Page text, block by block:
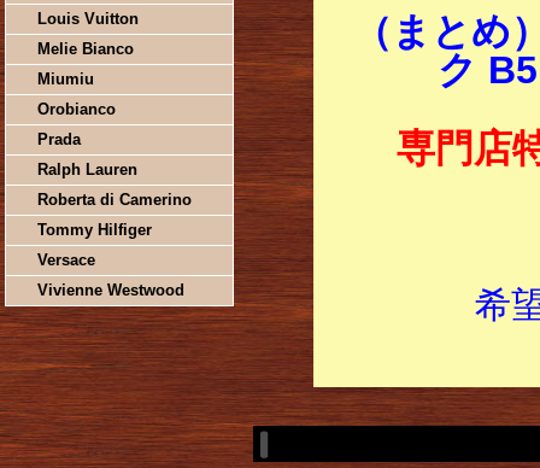
Louis Vuitton
Melie Bianco
Miumiu
Orobianco
Prada
Ralph Lauren
Roberta di Camerino
Tommy Hilfiger
Versace
Vivienne Westwood
（まとめ
ク
専門店
希